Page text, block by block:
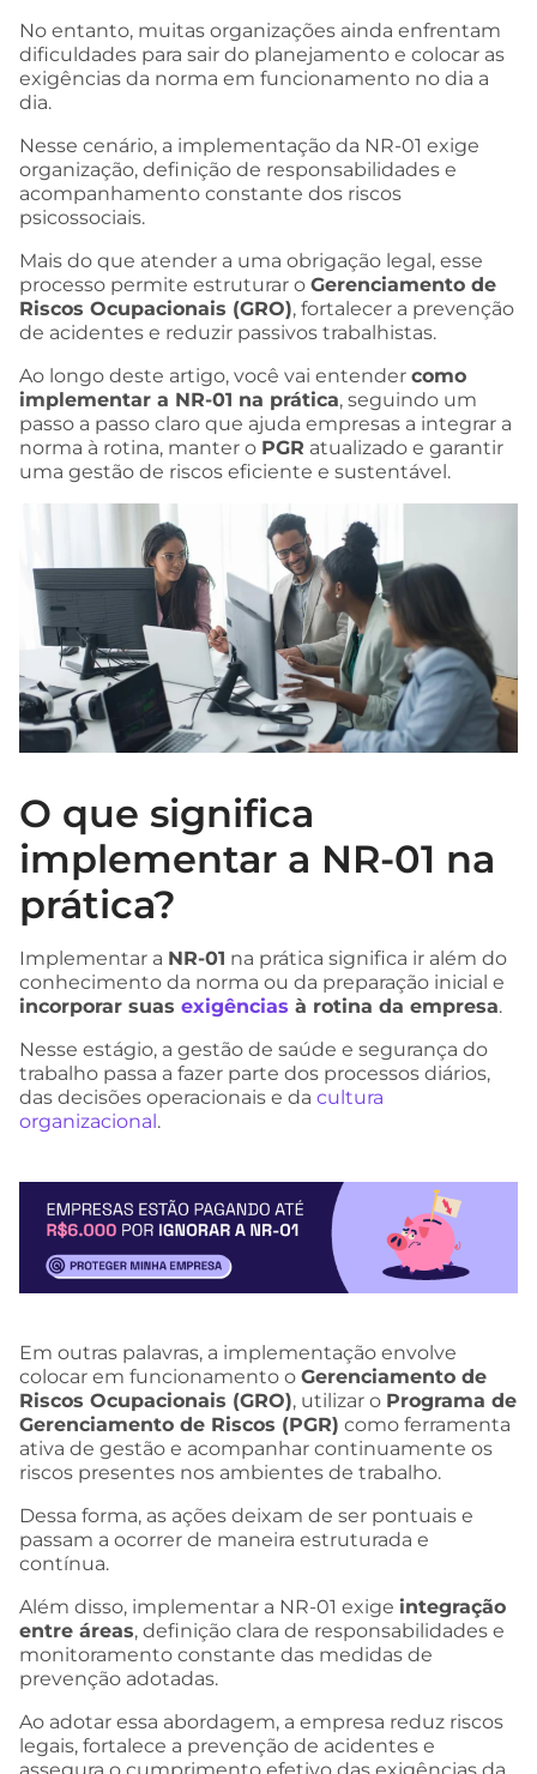
No entanto, muitas organizações ainda enfrentam
dificuldades para sair do planejamento e colocar as
exigências da norma em funcionamento no dia a
dia.
Nesse cenário, a implementação da NR-01 exige
organização, definição de responsabilidades e
acompanhamento constante dos riscos
psicossociais.
Mais do que atender a uma obrigação legal, esse
processo permite estruturar o Gerenciamento de
Riscos Ocupacionais (GRO), fortalecer a prevenção
de acidentes e reduzir passivos trabalhistas.
Ao longo deste artigo, você vai entender como
implementar a NR-01 na prática, seguindo um
passo a passo claro que ajuda empresas a integrar a
norma à rotina, manter o PGR atualizado e garantir
uma gestão de riscos eficiente e sustentável.
O que significa
implementar a NR-01 na
prática?
Implementar a NR-01 na prática significa ir além do
conhecimento da norma ou da preparação inicial e
incorporar suas exigências à rotina da empresa.
Nesse estágio, a gestão de saúde e segurança do
trabalho passa a fazer parte dos processos diários,
das decisões operacionais e da cultura
organizacional.
Em outras palavras, a implementação envolve
colocar em funcionamento o Gerenciamento de
Riscos Ocupacionais (GRO), utilizar o Programa de
Gerenciamento de Riscos (PGR) como ferramenta
ativa de gestão e acompanhar continuamente os
riscos presentes nos ambientes de trabalho.
Dessa forma, as ações deixam de ser pontuais e
passam a ocorrer de maneira estruturada e
contínua.
Além disso, implementar a NR-01 exige integração
entre áreas, definição clara de responsabilidades e
monitoramento constante das medidas de
prevenção adotadas.
Ao adotar essa abordagem, a empresa reduz riscos
legais, fortalece a prevenção de acidentes e